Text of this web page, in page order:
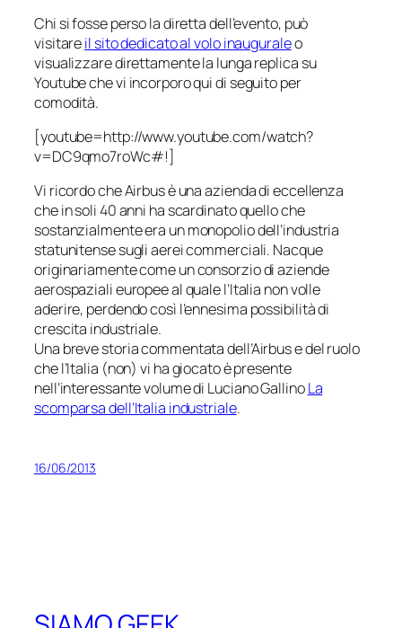
Chi si fosse perso la diretta dell’evento, può
visitareil sito dedicato al volo inauguraleo
visualizzare direttamente la lunga replica su
Youtube che vi incorporo qui di seguito per
comodità.
[youtube=http://www.youtube.com/watch?
v=DC9qmo7roWc#!]
Vi ricordo che Airbus è una azienda di eccellenza
che in soli 40 anni ha scardinato quello che
sostanzialmente era un monopolio dell’industria
statunitense sugli aerei commerciali. Nacque
originariamente come un consorzio di aziende
aerospaziali europee al quale l’Italia non volle
aderire, perdendo così l’ennesima possibilità di
crescita industriale.
Una breve storia commentata dell’Airbus e del ruolo
che l’Italia (non) vi ha giocato è presente
nell’interessante volume di Luciano GallinoLa
scomparsa dell’Italia industriale.
16/06/2013